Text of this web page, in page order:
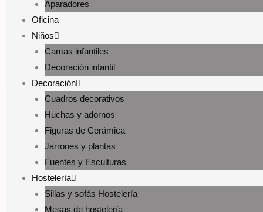
Aparadores
Oficina
Niños
Camas infantiles
Decoración infantil
Decoración
Cuadros decorativos
Huchas y adornos
Figuras de Cerámica
Jarrones y plantas
Fuentes y Esculturas
Hostelería
Sillas y sofás Hostelería
Mesas de hostelería